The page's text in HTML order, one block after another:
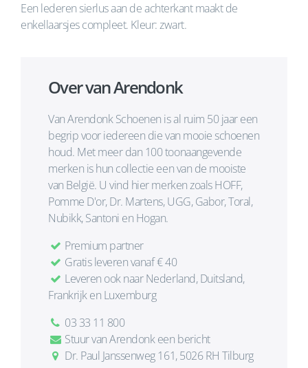
Een lederen sierlus aan de achterkant maakt de
enkellaarsjes compleet. Kleur: zwart.
Over van Arendonk
Van Arendonk Schoenen is al ruim 50 jaar een
begrip voor iedereen die van mooie schoenen
houd. Met meer dan 100 toonaangevende
merken is hun collectie een van de mooiste
van België. U vind hier merken zoals HOFF,
Pomme D'or, Dr. Martens, UGG, Gabor, Toral,
Nubikk, Santoni en Hogan.
Premium partner
Gratis leveren vanaf € 40
Leveren ook naar Nederland, Duitsland,
Frankrijk en Luxemburg
03 33 11 800
Stuur van Arendonk een bericht
Dr. Paul Janssenweg 161, 5026 RH Tilburg